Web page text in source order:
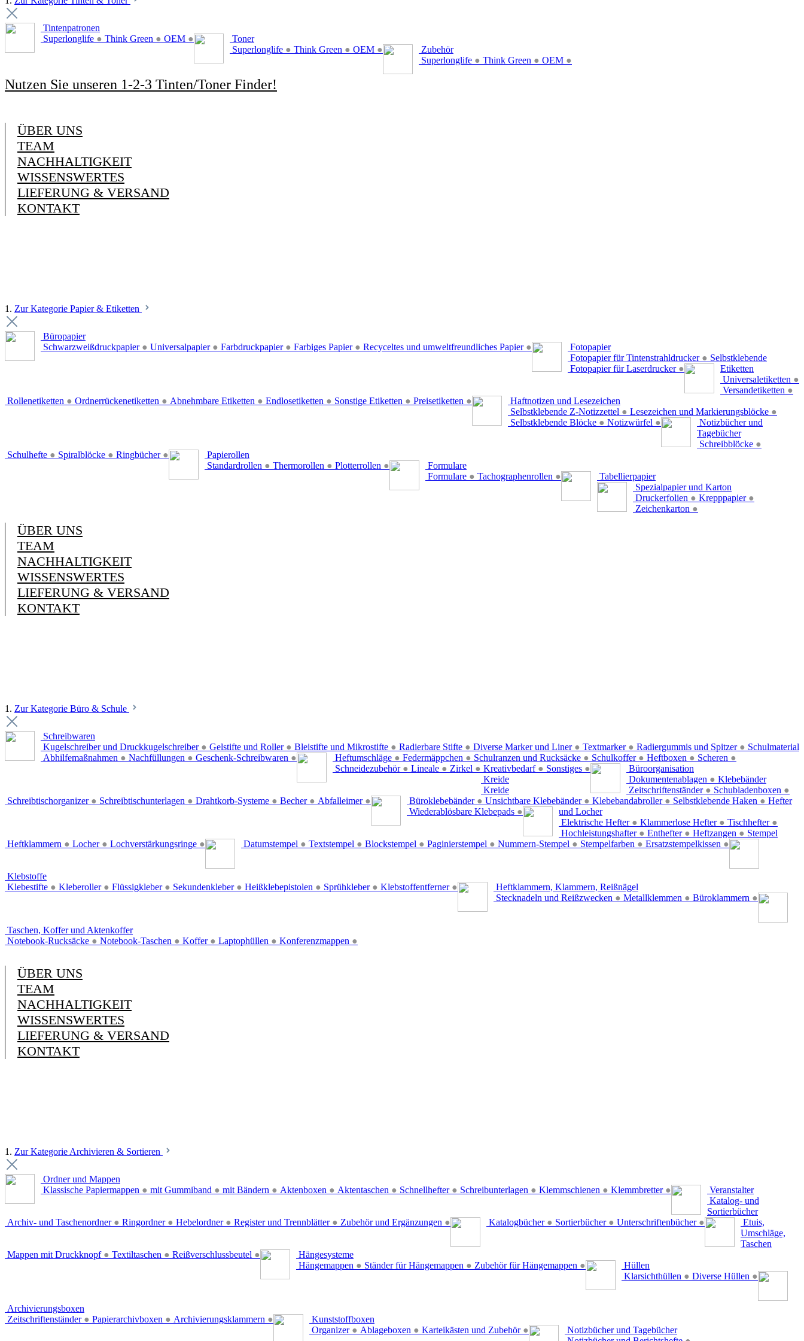
Tintenpatronen
Superlonglife ● Think Green ● OEM ●
Toner
Superlonglife ● Think Green ● OEM ●
Zubehör
Superlonglife ● Think Green ● OEM ●
Nutzen Sie unseren 1-2-3 Tinten/Toner Finder!
ÜBER UNS
TEAM
NACHHALTIGKEIT
WISSENSWERTES
LIEFERUNG & VERSAND
KONTAKT
1. Zur Kategorie Papier & Etiketten
Büropapier
Schwarzweißdruckpapier ● Universalpapier ● Farbdruckpapier ● Farbiges Papier ● Recyceltes und umweltfreundliches Papier ●
Fotopapier
Fotopapier für Tintenstrahldrucker ●
Fotopapier für Laserdrucker ●
Selbstklebende
Etiketten
Universaletiketten ●
Versandetiketten ●
Rollenetiketten ● Ordnerrückenetiketten ● Abnehmbare Etiketten ● Endlosetiketten ● Sonstige Etiketten ● Preisetiketten ●
Haftnotizen und Lesezeichen
Selbstklebende Z-Notizzettel ● Lesezeichen und Markierungsblöcke ●
Selbstklebende Blöcke ● Notizwürfel ●
Notizbücher und
Tagebücher
Schreibblöcke ●
Schulhefte ● Spiralblöcke ● Ringbücher ●
Papierollen
Standardrollen ● Thermorollen ● Plotterrollen ●
Formulare
Formulare ● Tachographenrollen ●
Tabellierpapier
Spezialpapier und Karton
Druckerfolien ● Krepppapier ●
Zeichenkarton ●
ÜBER UNS
TEAM
NACHHALTIGKEIT
WISSENSWERTES
LIEFERUNG & VERSAND
KONTAKT
1. Zur Kategorie Büro & Schule
Schreibwaren
Kugelschreiber und Druckkugelschreiber ● Gelstifte und Roller ● Bleistifte und Mikrostifte ● Radierbare Stifte ● Diverse Marker und Liner ● Textmarker ● Radiergummis und Spitzer ●
Abhilfemaßnahmen ● Nachfüllungen ● Geschenk-Schreibwaren ●
Schulmaterial
Heftumschläge ● Federmäppchen ● Schulranzen und Rucksäcke ● Schulkoffer ● Heftboxen ● Scheren ●
Schneidezubehör ● Lineale ● Zirkel ● Kreativbedarf ●
Kreide
Kreide
Sonstiges ●
Büroorganisation
Dokumentenablagen ●
Zeitschriftenständer ● Schubladenboxen ●
Schreibtischorganizer ● Schreibtischunterlagen ● Drahtkorb-Systeme ● Becher ● Abfalleimer ●
Klebebänder
Büroklebebänder ● Unsichtbare Klebebänder ● Klebebandabroller ● Selbstklebende Haken ●
Wiederablösbare Klebepads ●
Hefter
und Locher
Elektrische Hefter ● Klammerlose Hefter ● Tischhefter ●
Hochleistungshafter ● Enthefter ● Heftzangen ●
Heftklammern ● Locher ● Lochverstärkungsringe ●
Stempel
Datumstempel ● Textstempel ● Blockstempel ● Paginierstempel ● Nummern-Stempel ● Stempelfarben ● Ersatzstempelkissen ●
Klebstoffe
Klebestifte ● Kleberoller ● Flüssigkleber ● Sekundenkleber ● Heißklebepistolen ● Sprühkleber ● Klebstoffentferner ●
Heftklammern, Klammern, Reißnägel
Stecknadeln und Reißzwecken ● Metallklemmen ● Büroklammern ●
Taschen, Koffer und Aktenkoffer
Notebook-Rucksäcke ● Notebook-Taschen ● Koffer ● Laptophüllen ● Konferenzmappen ●
ÜBER UNS
TEAM
NACHHALTIGKEIT
WISSENSWERTES
LIEFERUNG & VERSAND
KONTAKT
1. Zur Kategorie Archivieren & Sortieren
Ordner und Mappen
Klassische Papiermappen ● mit Gummiband ● mit Bändern ● Aktenboxen ● Aktentaschen ● Schnellhefter ● Schreibunterlagen ● Klemmschienen ● Klemmbretter ● Veranstalter
Archiv- und Taschenordner ● Ringordner ● Hebelordner ● Register und Trennblätter ● Zubehör und Ergänzungen ●
Katalog- und
Sortierbücher
Katalogbücher ● Sortierbücher ● Unterschriftenbücher ●
Etuis,
Umschläge,
Taschen
Mappen mit Druckknopf ● Textiltaschen ● Reißverschlussbeutel ●
Hängesysteme
Hängemappen ● Ständer für Hängemappen ● Zubehör für Hängemappen ●
Hüllen
Klarsichthüllen ● Diverse Hüllen ●
Archivierungsboxen
Zeitschriftenständer ● Papierarchivboxen ● Archivierungsklammern ●
Kunststoffboxen
Organizer ● Ablageboxen ● Karteikästen und Zubehör ●
Notizbücher und Tagebücher